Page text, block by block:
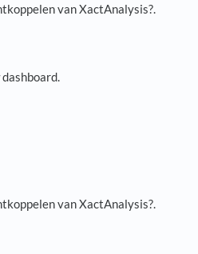
van XactAnalysis?.
van XactAnalysis?.